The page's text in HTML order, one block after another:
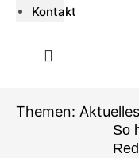
Kontakt
Themen: Aktuelles
So